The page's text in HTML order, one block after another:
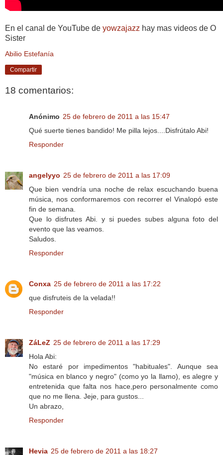
En el canal de YouTube de yowzajazz hay mas videos de O
Sister
Abilio Estefanía
Compartir
18 comentarios:
Anónimo 25 de febrero de 2011 a las 15:47
Qué suerte tienes bandido! Me pilla lejos....Disfrútalo Abi!
Responder
angelyyo 25 de febrero de 2011 a las 17:09
Que bien vendría una noche de relax escuchando buena
música, nos conformaremos con recorrer el Vinalopó este
fin de semana.
Que lo disfrutes Abi. y si puedes subes alguna foto del
evento que las veamos.
Saludos.
Responder
Conxa 25 de febrero de 2011 a las 17:22
que disfruteis de la velada!!
Responder
ZáLeZ 25 de febrero de 2011 a las 17:29
Hola Abi:
No estaré por impedimentos "habituales". Aunque sea
"música en blanco y negro" (como yo la llamo), es alegre y
entretenida que falta nos hace,pero personalmente como
que no me llena. Jeje, para gustos...
Un abrazo,
Responder
Hevia 25 de febrero de 2011 a las 18:27